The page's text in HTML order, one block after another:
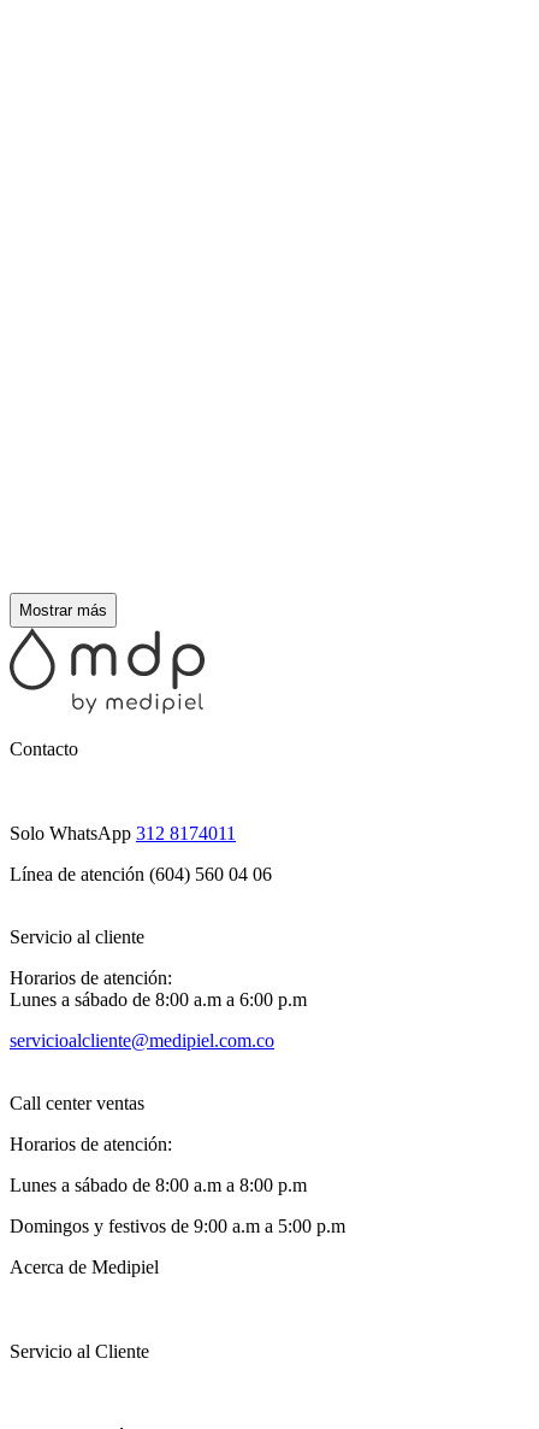
Mostrar más
Contacto
Solo WhatsApp 312 8174011
Línea de atención (604) 560 04 06
Servicio al cliente
Horarios de atención:
Lunes a sábado de 8:00 a.m a 6:00 p.m
servicioalcliente@medipiel.com.co
Call center ventas
Horarios de atención:
Lunes a sábado de 8:00 a.m a 8:00 p.m
Domingos y festivos de 9:00 a.m a 5:00 p.m
Acerca de Medipiel
Servicio al Cliente